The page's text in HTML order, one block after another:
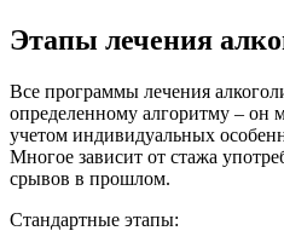
Этапы лечения
Все программы лечения
определенному алгоритму – он
учетом индивидуальных
Многое зависит от стажа
срывов в прошлом.
Стандартные этапы: